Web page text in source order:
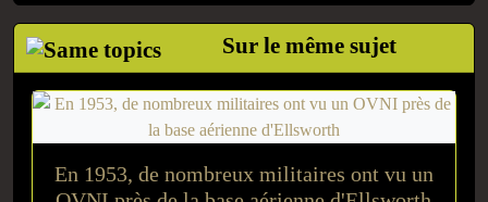
Sur le même sujet
En 1953, de nombreux militaires ont vu un